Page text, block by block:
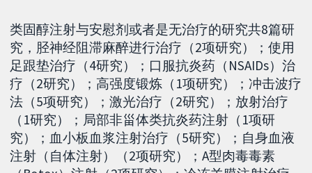
类固醇注射与安慰剂或者是无治疗的研究共8篇研
究，胫神经阻滞麻醉进行治疗（2项研究）；使用
足跟垫治疗（4研究）；口服抗炎药（NSAIDs）治
疗（2研究）；高强度锻炼（1项研究）；冲击波疗
法（5项研究）；激光治疗（2研究）；放射治疗
（1研究）；局部非甾体类抗炎药注射（1项研
究）；血小板血浆注射治疗（5研究）；自身血液
注射（自体注射）（2项研究）；A型肉毒毒素